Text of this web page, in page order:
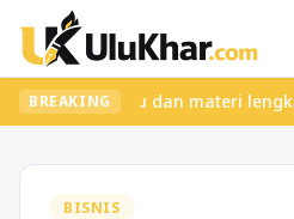
BREAKING
seru dan materi lengkap
BISNIS